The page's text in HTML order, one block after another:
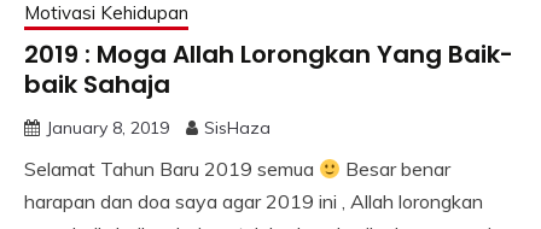
Motivasi Kehidupan
2019 : Moga Allah Lorongkan Yang Baik-
baik Sahaja
January 8, 2019 SisHaza
Selamat Tahun Baru 2019 semua
Besar benar
harapan dan doa saya agar 2019 ini , Allah lorongkan